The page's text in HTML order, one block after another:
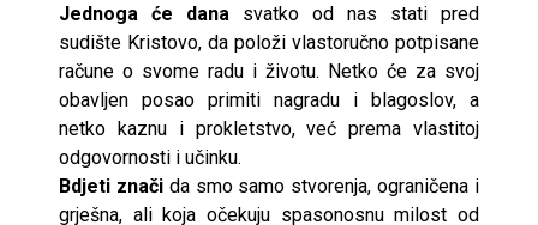
Jednoga će dana svatko od nas stati pred
sudište Kristovo, da položi vlastoručno potpisane
račune o svome radu i životu. Netko će za svoj
obavljen posao primiti nagradu i blagoslov, a
netko kaznu i prokletstvo, već prema vlastitoj
odgovornosti i učinku.
Bdjeti značida smo samo stvorenja, ograničena i
grješna, ali koja očekuju spasonosnu milost od